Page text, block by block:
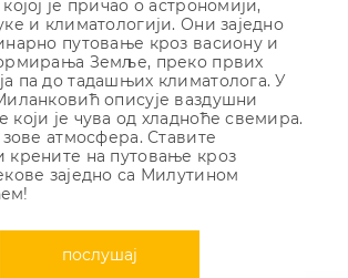
је причао о астрономији,
и климатологији. Они заједно
путовање кроз васиону и
Земље, преко првих
па до тадашњих климатолога. У
описује ваздушни
је чува од хладноће свемира.
атмосфера. Ставите
крените на путовање кроз
заједно са Милутином
послушај